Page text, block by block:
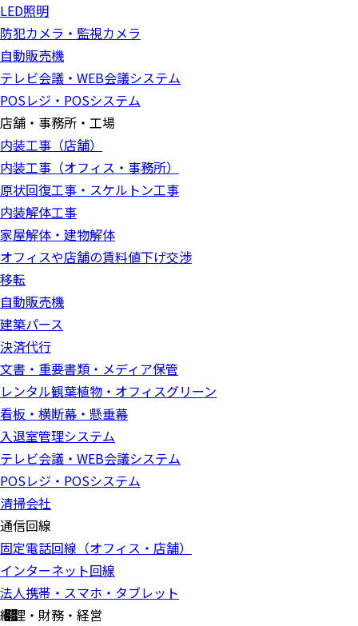
LED照明
防犯カメラ・監視カメラ
自動販売機
テレビ会議・WEB会議システム
POSレジ・POSシステム
店舗・事務所・工場
内装工事（店舗）
内装工事（オフィス・事務所）
原状回復工事・スケルトン工事
内装解体工事
家屋解体・建物解体
オフィスや店舗の賃料値下げ交渉
移転
自動販売機
建築パース
決済代行
文書・重要書類・メディア保管
レンタル観葉植物・オフィスグリーン
看板・横断幕・懸垂幕
入退室管理システム
テレビ会議・WEB会議システム
POSレジ・POSシステム
清掃会社
通信回線
固定電話回線（オフィス・店舗）
インターネット回線
法人携帯・スマホ・タブレット
経理・財務・経営